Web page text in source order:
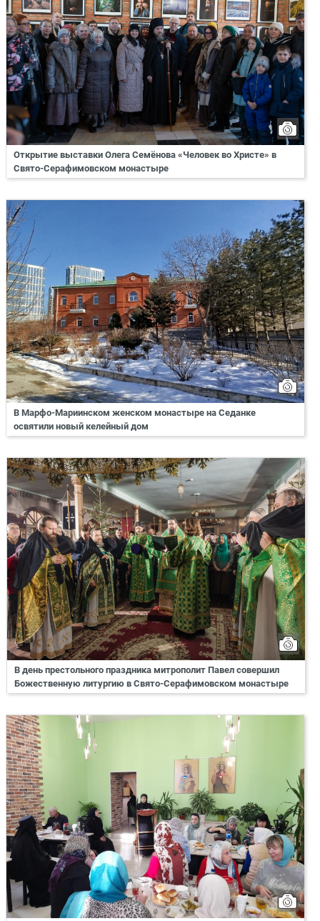
Открытие выставки Олега Семёнова «Человек во Христе» в
Свято-Серафимовском монастыре
В Марфо-Мариинском женском монастыре на Седанке
освятили новый келейный дом
В день престольного праздника митрополит Павел совершил
Божественную литургию в Свято-Серафимовском монастыре